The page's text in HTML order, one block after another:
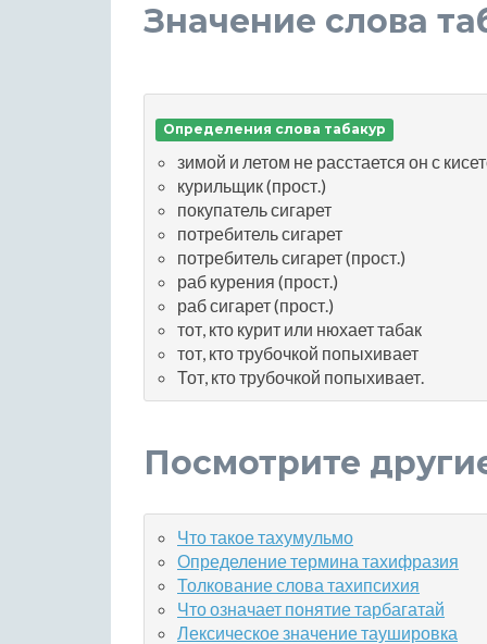
Значение слова
Определения слова табакур
зимой и летом не расстается он с
курильщик (прост.)
покупатель сигарет
потребитель сигарет
потребитель сигарет (прост.)
раб курения (прост.)
раб сигарет (прост.)
тот, кто курит или нюхает табак
тот, кто трубочкой попыхивает
Тот, кто трубочкой попыхивает.
Посмотрите
Что такое тахумульмо
Определение термина тахифразия
Толкование слова тахипсихия
Что означает понятие тарбагатай
Лексическое значение таушировка